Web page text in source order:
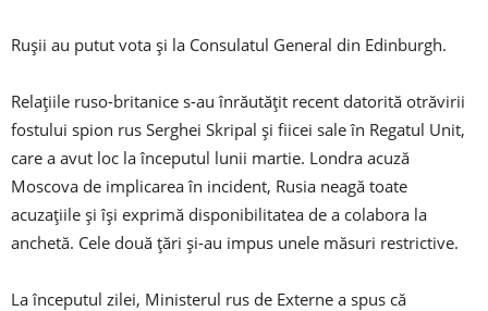
Rușii au putut vota și la Consulatul General din Edinburgh.
Relațiile ruso-britanice s-au înrăutățit recent datorită otrăvirii
fostului spion rus Serghei Skripal și fiicei sale în Regatul Unit,
care a avut loc la începutul lunii martie. Londra acuză
Moscova de implicarea în incident, Rusia neagă toate
acuzațiile și își exprimă disponibilitatea de a colabora la
anchetă. Cele două țări și-au impus unele măsuri restrictive.
La începutul zilei, Ministerul rus de Externe a spus că